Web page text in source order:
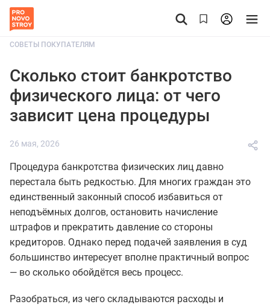
СОВЕТЫ ПОКУПАТЕЛЯМ
Сколько стоит банкротство
физического лица: от чего
зависит цена процедуры
26 мая, 2026
Процедура банкротства физических лиц давно
перестала быть редкостью. Для многих граждан это
единственный законный способ избавиться от
неподъёмных долгов, остановить начисление
штрафов и прекратить давление со стороны
кредиторов. Однако перед подачей заявления в суд
большинство интересует вполне практичный вопрос
— во сколько обойдётся весь процесс.
Разобраться, из чего складываются расходы и